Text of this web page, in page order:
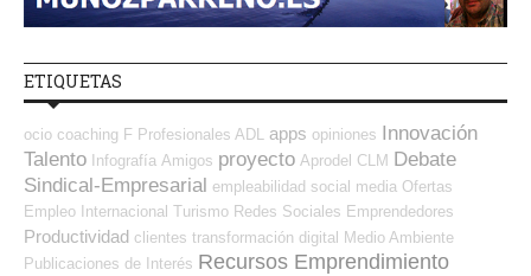
ETIQUETAS
ocio coaching F Profesionales ADL apps opiniones
Innovación
Talento Infografía Amigos proyecto Aprodel CLM Debate
Sindical-Empresarial empleabilidad social media Ofertas
Empleo Internacional Turismo Redes Sociales Emprendedores
Productividad clientes transformación digital Medio Ambiente
Publicaciones de Interés Recursos Emprendimiento